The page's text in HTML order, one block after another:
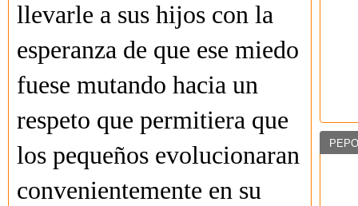
llevarle a sus hijos con la
esperanza de que ese miedo
fuese mutando hacia un
respeto que permitiera que
los pequeños evolucionaran
convenientemente en su